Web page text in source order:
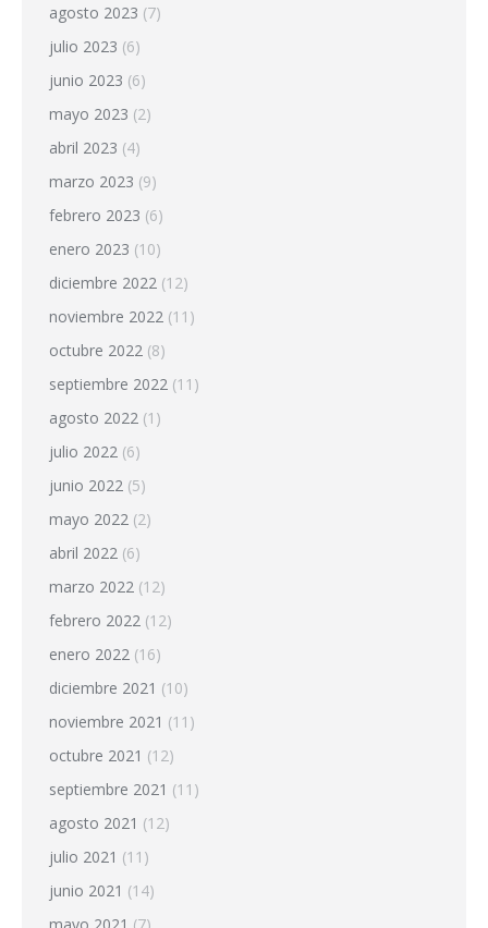
agosto 2023 (7)
julio 2023 (6)
junio 2023 (6)
mayo 2023 (2)
abril 2023 (4)
marzo 2023 (9)
febrero 2023 (6)
enero 2023 (10)
diciembre 2022 (12)
noviembre 2022 (11)
octubre 2022 (8)
septiembre 2022 (11)
agosto 2022 (1)
julio 2022 (6)
junio 2022 (5)
mayo 2022 (2)
abril 2022 (6)
marzo 2022 (12)
febrero 2022 (12)
enero 2022 (16)
diciembre 2021 (10)
noviembre 2021 (11)
octubre 2021 (12)
septiembre 2021 (11)
agosto 2021 (12)
julio 2021 (11)
junio 2021 (14)